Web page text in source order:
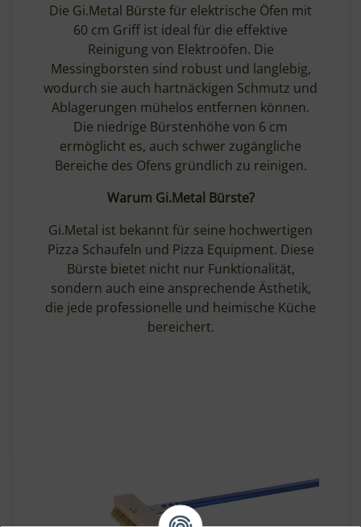
Die Gi.Metal Bürste für elektrische Öfen mit
60 cm Griff ist ideal für die effektive
Reinigung von Elektroöfen. Die
Messingborsten sind robust und langlebig,
wodurch sie auch hartnäckigen Schmutz und
Ablagerungen mühelos entfernen können.
Die niedrige Bürstenhöhe von 6 cm
ermöglicht es, auch schwer zugängliche
Bereiche des Ofens gründlich zu reinigen.
Warum Gi.Metal Bürste?
Gi.Metal ist bekannt für seine hochwertigen
Pizza Schaufeln und Pizza Equipment. Diese
Bürste bietet nicht nur Funktionalität,
sondern auch eine ansprechende Ästhetik,
die jede professionelle und heimische Küche
bereichert.